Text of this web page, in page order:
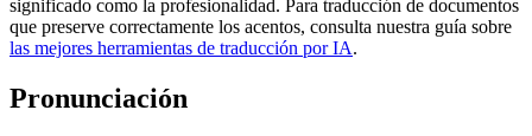
significado como la profesionalidad. Para traducción de documentos
que preserve correctamente los acentos, consulta nuestra guía sobre
las mejores herramientas de traducción por IA.
Pronunciación